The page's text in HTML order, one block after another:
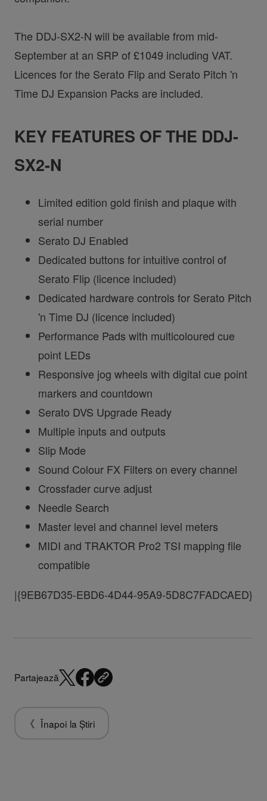
The DDJ-SX2-N will be available from mid-
September at an SRP of £1049 including VAT.
Licences for the Serato Flip and Serato Pitch 'n
Time DJ Expansion Packs are included.
KEY FEATURES OF THE DDJ-
SX2-N
Limited edition gold finish and plaque with
serial number
Serato DJ Enabled
Dedicated buttons for intuitive control of
Serato Flip (licence included)
Dedicated hardware controls for Serato Pitch
'n Time DJ (licence included)
Performance Pads with multicoloured cue
point LEDs
Responsive jog wheels with digital cue point
markers and countdown
Serato DVS Upgrade Ready
Multiple inputs and outputs
Slip Mode
Sound Colour FX Filters on every channel
Crossfader curve adjust
Needle Search
Master level and channel level meters
MIDI and TRAKTOR Pro2 TSI mapping file
compatible
|{9EB67D35-EBD6-4D44-95A9-5D8C7FADCAED}
Partajează
Înapoi la Știri